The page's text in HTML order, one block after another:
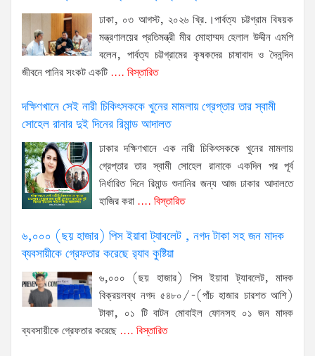
ঢাকা, ০৩ আগস্ট, ২০২৬ খ্রি.।পার্বত্য চট্টগ্রাম বিষয়ক
মন্ত্রণালয়ের প্রতিমন্ত্রী মীর মোহাম্মদ হেলাল উদ্দীন এমপি
বলেন, পার্বত্য চট্টগ্রামের কৃষকদের চাষাবাদ ও দৈনন্দিন
জীবনে পানির সংকট একটি .... বিস্তারিত
দক্ষিণখানে সেই নারী চিকিৎসককে খুনের মামলায় গ্রেপ্তার তার স্বামী
সোহেল রানার দুই দিনের রিমান্ড আদালত
ঢাকার দক্ষিণখানে এক নারী চিকিৎসককে খুনের মামলায়
গ্রেপ্তার তার স্বামী সোহেল রানাকে একদিন পর পূর্ব
নির্ধারিত দিনে রিমান্ড শুনানির জন্য আজ ঢাকার আদালতে
হাজির করা .... বিস্তারিত
৬,০০০ (ছয় হাজার) পিস ইয়াবা ট্যাবলেট , নগদ টাকা সহ জন মাদক
ব্যবসায়ীকে গ্রেফতার করেছে র‌্যাব কুষ্টিয়া
৬,০০০ (ছয় হাজার) পিস ইয়াবা ট্যাবলেট, মাদক
বিক্রয়লব্ধ নগদ ৫৪৮০/-(পাঁচ হাজার চারশত আশি)
টাকা, ০১ টি বাটন মোবাইল ফোনসহ ০১ জন মাদক
ব্যবসায়ীকে গ্রেফতার করেছে .... বিস্তারিত